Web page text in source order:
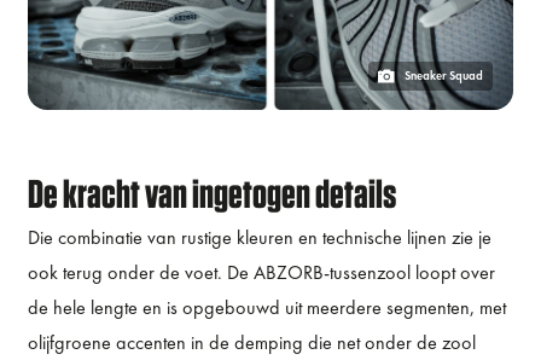
Sneaker Squad
De kracht van ingetogen details
Die combinatie van rustige kleuren en technische lijnen zie je
ook terug onder de voet. De ABZORB-tussenzool loopt over
de hele lengte en is opgebouwd uit meerdere segmenten, met
olijfgroene accenten in de demping die net onder de zool